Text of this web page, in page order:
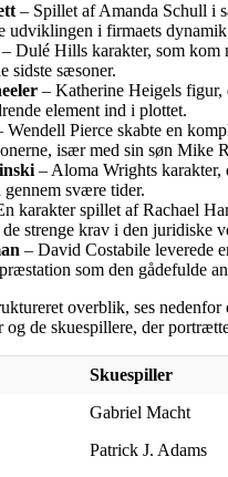
– Spillet af Amanda Schull i
udviklingen i firmaets
– Dulé Hills karakter, som kom
sidste sæsoner.
– Katherine Heigels figur,
element ind i plottet.
Wendell Pierce skabte en
især med sin søn Mike
– Aloma Wrights karakter,
gennem svære tider.
karakter spillet af Rachael
strenge krav i den juridiske
– David Costabile leverede
som den gådefulde
overblik, ses nedenfor
og de skuespillere, der
Skuespiller
Gabriel Macht
Patrick J. Adams